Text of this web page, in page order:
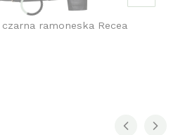
ramoneska Recea